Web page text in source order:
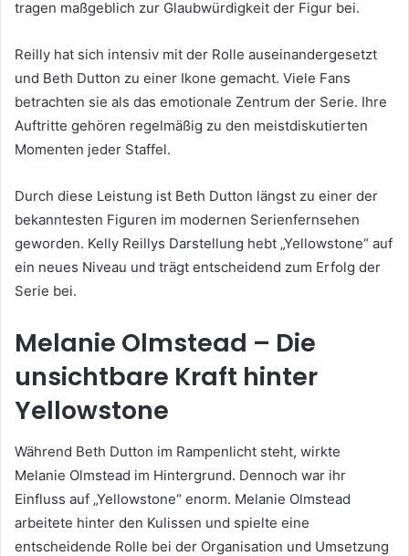
tragen maßgeblich zur Glaubwürdigkeit der Figur bei.
Reilly hat sich intensiv mit der Rolle auseinandergesetzt
und Beth Dutton zu einer Ikone gemacht. Viele Fans
betrachten sie als das emotionale Zentrum der Serie. Ihre
Auftritte gehören regelmäßig zu den meistdiskutierten
Momenten jeder Staffel.
Durch diese Leistung ist Beth Dutton längst zu einer der
bekanntesten Figuren im modernen Serienfernsehen
geworden. Kelly Reillys Darstellung hebt „Yellowstone“ auf
ein neues Niveau und trägt entscheidend zum Erfolg der
Serie bei.
Melanie Olmstead – Die
unsichtbare Kraft hinter
Yellowstone
Während Beth Dutton im Rampenlicht steht, wirkte
Melanie Olmstead im Hintergrund. Dennoch war ihr
Einfluss auf „Yellowstone“ enorm. Melanie Olmstead
arbeitete hinter den Kulissen und spielte eine
entscheidende Rolle bei der Organisation und Umsetzung